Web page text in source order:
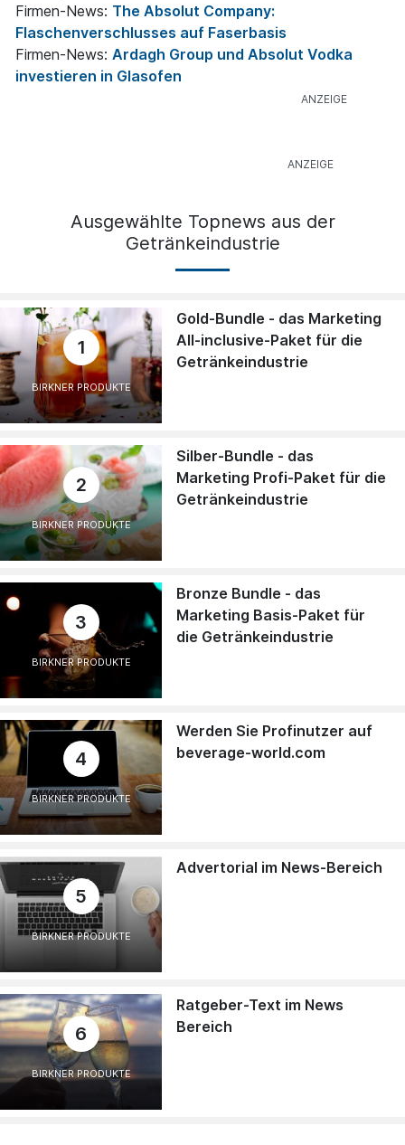
Firmen-News: The Absolut Company:
Flaschenverschlusses auf Faserbasis
Firmen-News: Ardagh Group und Absolut Vodka
investieren in Glasofen
Ausgewählte Topnews aus der
Getränkeindustrie
1
BIRKNER PRODUKTE
Gold-Bundle - das Marketing
All-inclusive-Paket für die
Getränkeindustrie
2
BIRKNER PRODUKTE
Silber-Bundle - das
Marketing Profi-Paket für die
Getränkeindustrie
3
BIRKNER PRODUKTE
Bronze Bundle - das
Marketing Basis-Paket für
die Getränkeindustrie
4
BIRKNER PRODUKTE
Werden Sie Profinutzer auf
beverage-world.com
5
BIRKNER PRODUKTE
Advertorial im News-Bereich
6
BIRKNER PRODUKTE
Ratgeber-Text im News
Bereich